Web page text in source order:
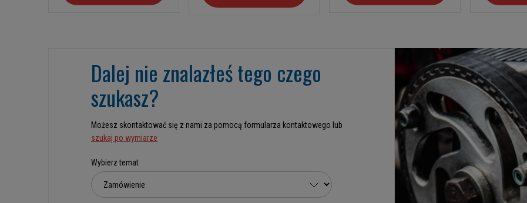
Dalej nie znalazłeś tego czego
szukasz?
Możesz skontaktować się z nami za pomocą formularza kontaktowego lub
szukaj po wymiarze